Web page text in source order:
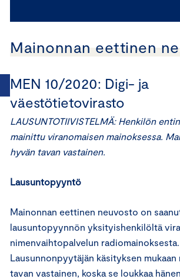
Mainonnan eettinen
MEN 10/2020: Digi- ja
väestötietovirasto
LAUSUNTOTIIVISTELMÄ: Henkilön
mainittu viranomaisen mainoksessa.
hyvän tavan vastainen.
Lausuntopyyntö
Mainonnan eettinen neuvosto on
lausuntopyynnön yksityishenkilöltä
nimenvaihtopalvelun radiomainoksesta.
Lausunnonpyytäjän käsityksen mukaan
tavan vastainen, koska se loukkaa